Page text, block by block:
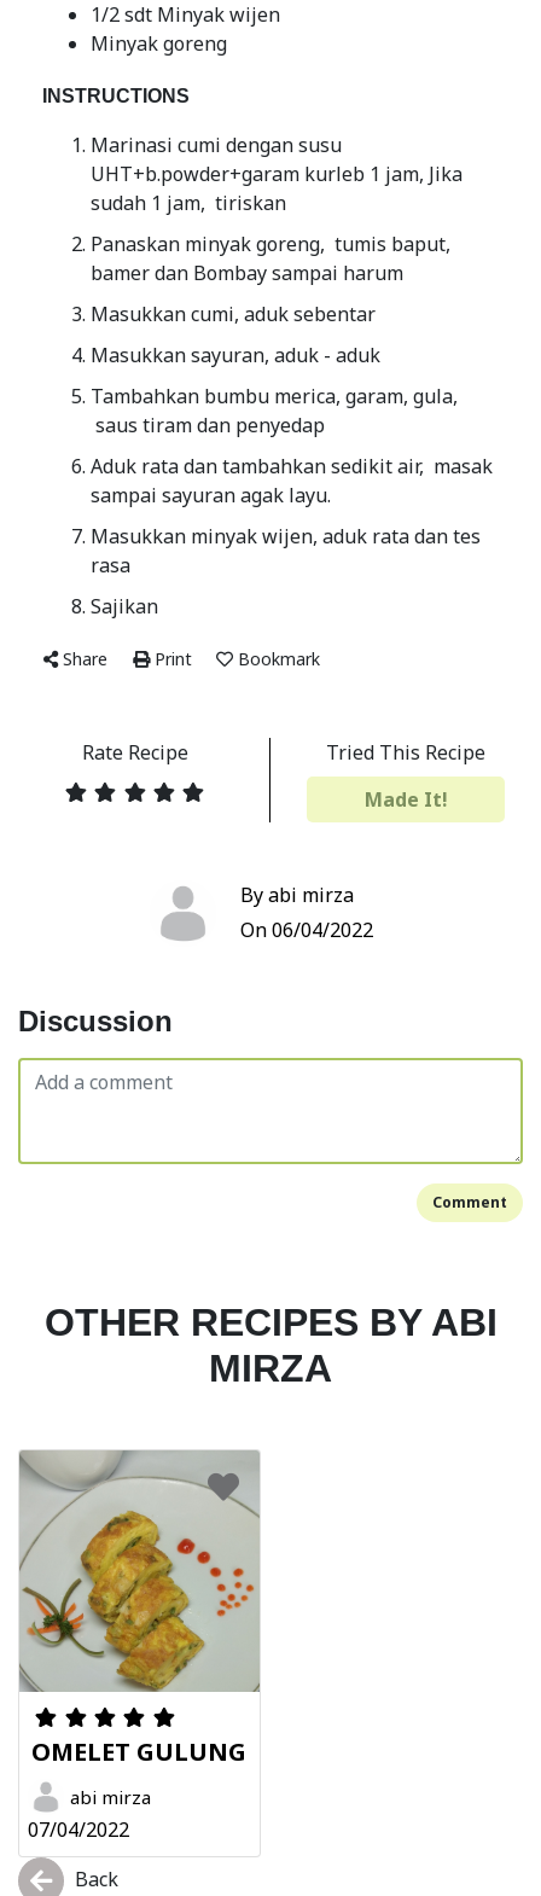
1/2 sdt Minyak wijen
Minyak goreng
INSTRUCTIONS
Marinasi cumi dengan susu
UHT+b.powder+garam kurleb 1 jam, Jika
sudah 1 jam, tiriskan
Panaskan minyak goreng, tumis baput,
bamer dan Bombay sampai harum
Masukkan cumi, aduk sebentar
Masukkan sayuran, aduk - aduk
Tambahkan bumbu merica, garam, gula,
saus tiram dan penyedap
Aduk rata dan tambahkan sedikit air, masak
sampai sayuran agak layu.
Masukkan minyak wijen, aduk rata dan tes
rasa
Sajikan
Share Print Bookmark
Rate Recipe
Tried This Recipe
Made It!
By abi mirza
On 06/04/2022
Discussion
Comment
OTHER RECIPES BY ABI
MIRZA
OMELET GULUNG
abi mirza
07/04/2022
Back